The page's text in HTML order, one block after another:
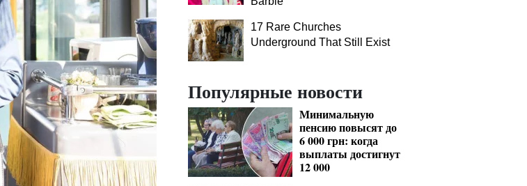
17 Rare Churches
Underground That Still Exist
Популярные новости
Минимальную
пенсию повысят до
6 000 грн: когда
выплаты достигнут
12 000